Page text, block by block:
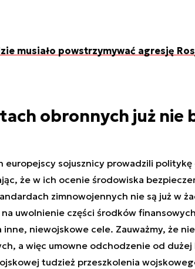
musiało powstrzymywać agresję
obronnych już nie
europejscy sojusznicy prowadzili
że w ich ocenie środowiska
zimnowojennych nie są już w
uwolnienie części środków
niewojskowe cele. Zauważmy, że
a więc umowne odchodzenie od dużej
tudzież przeszkolenia